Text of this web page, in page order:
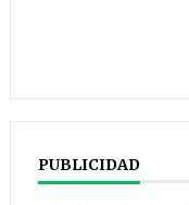
PUBLICIDAD